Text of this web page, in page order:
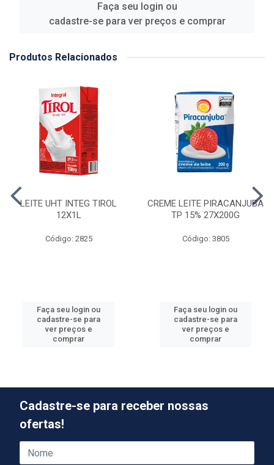
Faça seu login ou
cadastre-se para ver preços e comprar
Produtos Relacionados
LEITE UHT INTEG TIROL
12X1L
Código: 2825
Faça seu login ou
cadastre-se para
ver preços e
comprar
CREME LEITE PIRACANJUBA
TP 15% 27X200G
Código: 3805
Faça seu login ou
cadastre-se para
ver preços e
comprar
Cadastre-se para receber nossas
ofertas!